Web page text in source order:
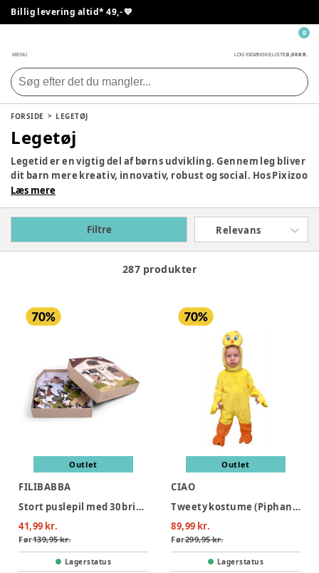
Billig levering altid* 49,- 💙
MENU LOG INDØNSKELISTE0,00 KR.
0
FORSIDE LEGETØJ
Legetøj
Legetid er en vigtig del af børns udvikling. Gennem leg bliver
dit barn mere kreativ, innovativ, robust og social. Hos Pixizoo
har vi samlet det bedste legetøj til både babyer og børn.
barn her.
Læs mere
Filtre Relevans
287 produkter
Outlet
FILIBABBA
Stort puslepil med 30 brikker - Bondegården
41,99 kr.
Før139,95 kr.
Lagerstatus
Outlet
CIAO
Tweety kostume (Piphans) - GUL
89,99 kr.
Før299,95 kr.
Lagerstatus